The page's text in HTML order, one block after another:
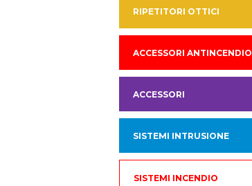
RIPETITORI OTTICI
ACCESSORI ANTINCENDIO
ACCESSORI
SISTEMI INTRUSIONE
SISTEMI INCENDIO